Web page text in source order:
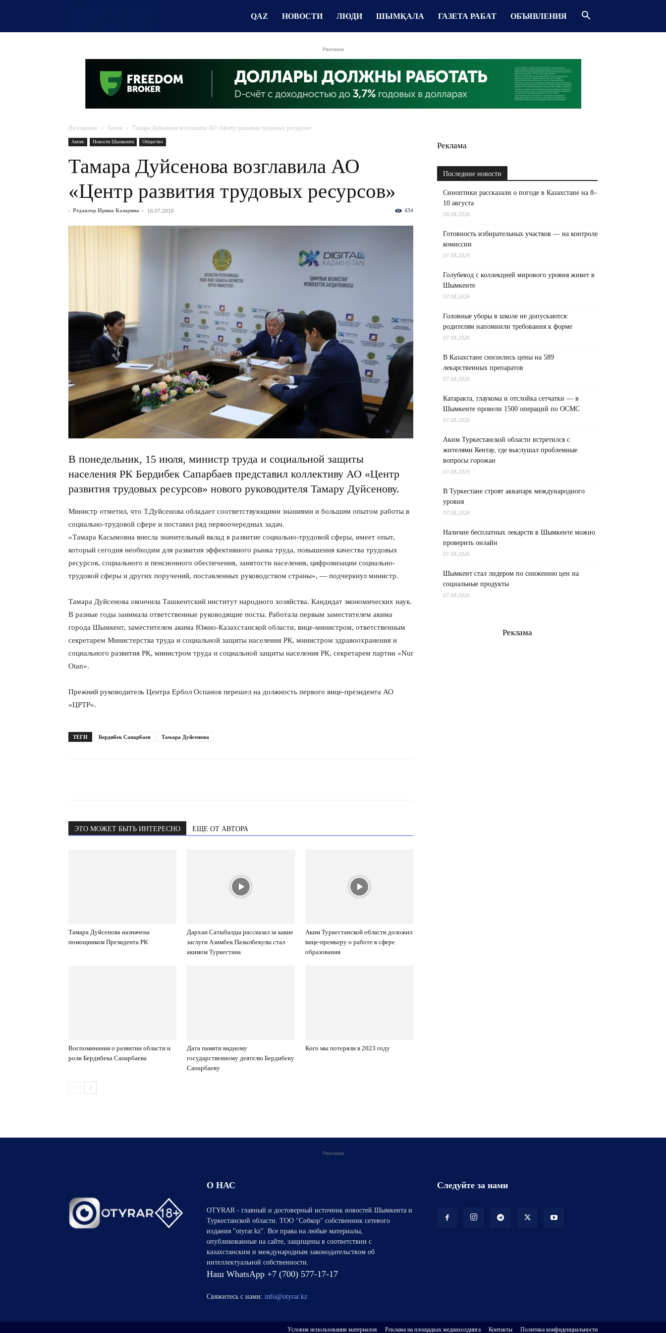
QAZ НОВОСТИ ЛЮДИ ШЫМҚАЛА ГАЗЕТА РАБАТ ОБЪЯВЛЕНИЯ
Реклама
На главную Анонс Тамара Дуйсенова возглавила АО «Центр развития трудовых ресурсов»
Анонс Новости Шымкента Общество
Тамара Дуйсенова возглавила АО
«Центр развития трудовых ресурсов»
- Редактор Ирина Казорина - 16.07.2019 434
В понедельник, 15 июля, министр труда и социальной защиты
населения РК Бердибек Сапарбаев представил коллективу АО «Центр
развития трудовых ресурсов» нового руководителя Тамару Дуйсенову.
Министр отметил, что Т.Дуйсенова обладает соответствующими знаниями и большим опытом работы в
социально-трудовой сфере и поставил ряд первоочередных задач.
«Тамара Касымовна внесла значительный вклад в развитие социально-трудовой сферы, имеет опыт,
который сегодня необходим для развития эффективного рынка труда, повышения качества трудовых
ресурсов, социального и пенсионного обеспечения, занятости населения, цифровизации социально-
трудовой сферы и других поручений, поставленных руководством страны», — подчеркнул министр.
Тамара Дуйсенова окончила Ташкентский институт народного хозяйства. Кандидат экономических наук.
В разные годы занимала ответственные руководящие посты. Работала первым заместителем акима
города Шымкент, заместителем акима Южно-Казахстанской области, вице-министром, ответственным
секретарем Министерства труда и социальной защиты населения РК, министром здравоохранения и
социального развития РК, министром труда и социальной защиты населения РК, секретарем партии «Nur
Otan».
Прежний руководитель Центра Ербол Оспанов перешел на должность первого вице-президента АО
«ЦРТР».
ТЕГИ Бердибек Сапарбаев Тамара Дуйсенова
ЭТО МОЖЕТ БЫТЬ ИНТЕРЕСНО ЕЩЕ ОТ АВТОРА
Тамара Дуйсенова назначена
помощником Президента РК
Дархан Сатыбалды рассказал за какие
заслуги Азимбек Пазылбекулы стал
акимом Туркестана
Аким Туркестанской области доложил
вице-премьеру о работе в сфере
образования
Воспоминания о развитии области и
роли Бердибека Сапарбаева
Дата памяти видному
государственному деятелю Бердибеку
Сапарбаеву
Кого мы потеряли в 2023 году
Реклама
Последние новости
Синоптики рассказали о погоде в Казахстане на 8–
10 августа
08.08.2026
Готовность избирательных участков — на контроле
комиссии
07.08.2026
Голубевод с коллекцией мирового уровня живет в
Шымкенте
07.08.2026
Головные уборы в школе не допускаются:
родителям напомнили требования к форме
07.08.2026
В Казахстане снизились цены на 589
лекарственных препаратов
07.08.2026
Катаракта, глаукома и отслойка сетчатки — в
Шымкенте провели 1500 операций по ОСМС
07.08.2026
Аким Туркестанской области встретился с
жителями Кентау, где выслушал проблемные
вопросы горожан
07.08.2026
В Туркестане строят аквапарк международного
уровня
07.08.2026
Наличие бесплатных лекарств в Шымкенте можно
проверить онлайн
07.08.2026
Шымкент стал лидером по снижению цен на
социальные продукты
07.08.2026
Реклама
Реклама
О НАС
OTYRAR - главный и достоверный источник новостей Шымкента и
Туркестанской области. ТОО "Собкор" собственник сетевого
издания "otyrar.kz". Все права на любые материалы,
опубликованные на сайте, защищены в соответствии с
казахстанским и международным законодательством об
интеллектуальной собственности.
Наш WhatsApp +7 (700) 577-17-17
Свяжитесь с нами: info@otyrar.kz
Следуйте за нами
Условия использования материалов Реклама на площадках медиахолдинга Контакты Политика конфиденциальности